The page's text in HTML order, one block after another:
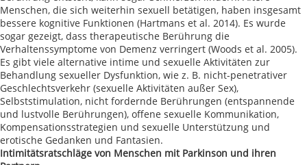
Menschen, die sich weiterhin sexuell betätigen, haben insgesamt
bessere kognitive Funktionen (Hartmans et al. 2014). Es wurde
sogar gezeigt, dass therapeutische Berührung die
Verhaltenssymptome von Demenz verringert (Woods et al. 2005).
Es gibt viele alternative intime und sexuelle Aktivitäten zur
Behandlung sexueller Dysfunktion, wie z. B. nicht-penetrativer
Geschlechtsverkehr (sexuelle Aktivitäten außer Sex),
Selbststimulation, nicht fordernde Berührungen (entspannende
und lustvolle Berührungen), offene sexuelle Kommunikation,
Kompensationsstrategien und sexuelle Unterstützung und
erotische Gedanken und Fantasien.
Intimitätsratschläge von Menschen mit Parkinson und ihren